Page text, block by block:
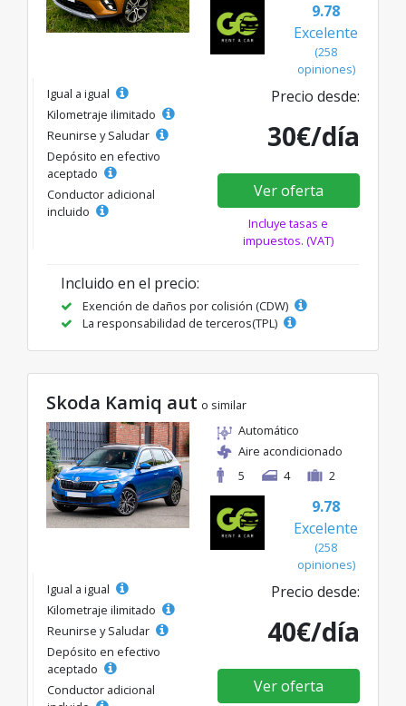
9.78
Excelente
(258
opiniones)
Igual a igual
Kilometraje ilimitado
Reunirse y Saludar
Depósito en efectivo
aceptado
Conductor adicional
incluido
Precio desde:
30€/día
Ver oferta
Incluye tasas e
impuestos. (VAT)
Incluido en el precio:
Exención de daños por colisión (CDW)
La responsabilidad de terceros(TPL)
Skoda Kamiq aut o similar
Automático
Aire acondicionado
5
4 2
9.78
Excelente
(258
opiniones)
Igual a igual
Kilometraje ilimitado
Reunirse y Saludar
Depósito en efectivo
aceptado
Conductor adicional
Precio desde:
40€/día
Ver oferta